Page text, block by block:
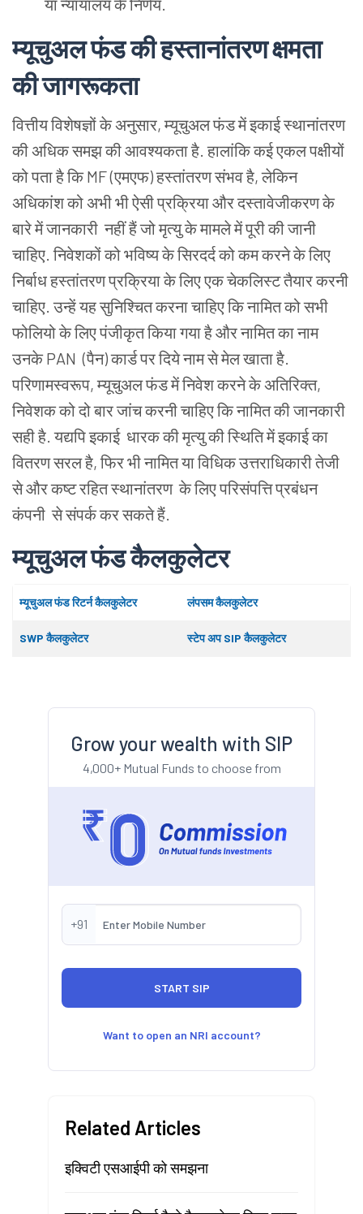
यान्यायालयकेनिर्णय.
म्यूचुअलफंडकीहस्तानांतरणक्षमता
कीजागरूकता
वित्तीयविशेषज्ञोंकेअनुसार, म्यूचुअलफंडमेंइकाईस्थानांतरण
कीअधिकसमझकीआवश्यकताहै. हालांकिकईएकलपक्षीयों
कोपताहैकि MF (एमएफ) हस्तांतरणसंभवहै, लेकिन
अधिकांशकोअभीभीऐसीप्रक्रियाऔरदस्तावेजीकरणके
बारेमेंजानकारी नहींहैंजोमृत्युकेमामलेमेंपूरीकीजानी
चाहिए. निवेशकोंकोभविष्यकेसिरदर्दकोकमकरनेकेलिए
निर्बाधहस्तांतरणप्रक्रियाकेलिएएकचेकलिस्टतैयारकरनी
चाहिए. उन्हेंयहसुनिश्चितकरनाचाहिएकिनामितकोसभी
फोलियोकेलिएपंजीकृतकियागयाहैऔरनामितकानाम
उनके PAN (पैन) कार्डपरदियेनामसेमेलखाताहै.
परिणामस्वरूप, म्यूचुअलफंडमेंनिवेशकरनेकेअतिरिक्त,
निवेशककोदोबारजांचकरनीचाहिएकिनामितकीजानकारी
सहीहै. यद्यपिइकाई धारककीमृत्युकीस्थितिमेंइकाईका
वितरणसरलहै, फिरभीनामितयाविधिकउत्तराधिकारीतेजी
सेऔरकष्टरहितस्थानांतरण केलिएपरिसंपत्तिप्रबंधन
कंपनी सेसंपर्ककरसकतेहैं.
म्यूचुअलफंडकैलकुलेटर
म्यूचुअलफंडरिटर्नकैलकुलेटर लंपसमकैलकुलेटर
SWP कैलकुलेटर स्टेपअप SIP कैलकुलेटर
Grow your wealth with SIP
4,000+ Mutual Funds to choose from
+91
Want to open an NRI account?
Related Articles
इक्विटी एसआईपी को समझना